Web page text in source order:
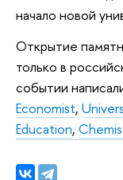
начало новой
Открытие
только в
событии
Economist,
Education,